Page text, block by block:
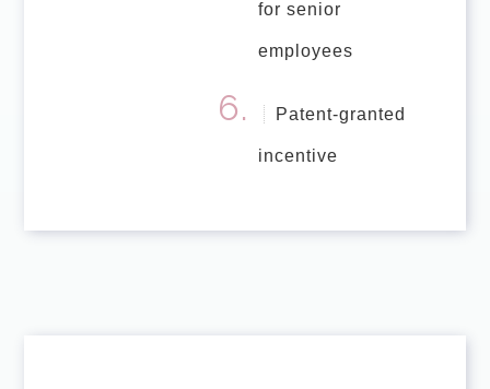
for senior
employees
Patent-granted
incentive